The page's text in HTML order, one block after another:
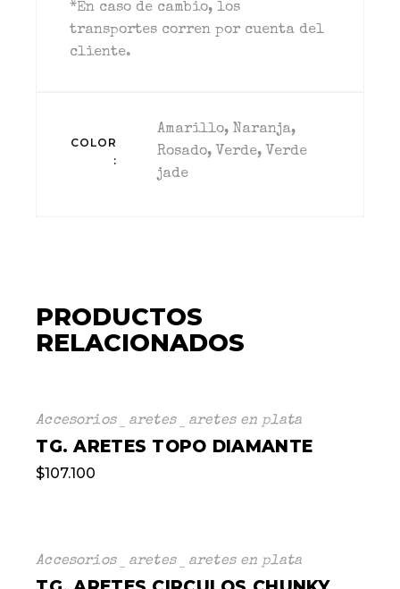
*En caso de cambio, los
transportes corren por cuenta del
cliente.
COLOR
Amarillo, Naranja,
Rosado, Verde, Verde
jade
PRODUCTOS
RELACIONADOS
Accesorios aretes aretes en plata
TG. ARETES TOPO DIAMANTE
$107.100
Accesorios aretes aretes en plata